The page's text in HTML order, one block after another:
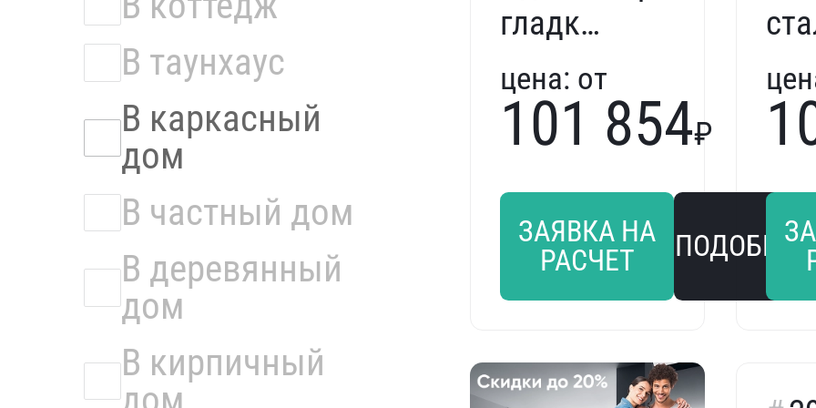
В таунхаус
В каркасный
дом
В частный дом
В деревянный
дом
В кирпичный
гладкая
износостойкая
дверь
Penta
203716
цена: от
101 854₽
ЗАЯВКА НА
РАСЧЕТ